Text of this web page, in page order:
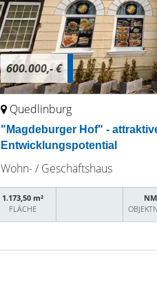
600.000,- €
Quedlinburg
"Magdeburger Hof" -
Entwicklungspotential
Wohn- / Geschäftshaus
1.173,50 m²
FLÄCHE